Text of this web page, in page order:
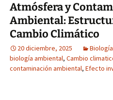
Atmósfera y
Ambiental:
Cambio Climático
20 diciembre, 2025
biología ambiental, Cambio
contaminación ambiental, Efecto